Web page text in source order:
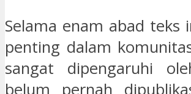
Selama enam abad teks
penting dalam
sangat dipengaruhi
belum pernah